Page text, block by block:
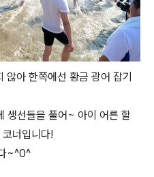
아 한쪽에선 황금 광어 잡기
생선들을 풀어~ 아이 어른 할
너입니다!
~^0^